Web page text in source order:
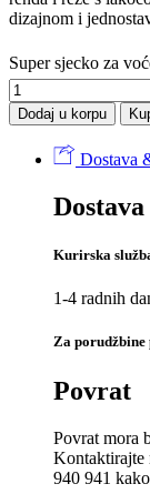
dizajnom i
Super sjecko za
Dodaj u korpu
Dostava
Dostava
Kurirska
1-4 radnih
Za
Povrat
Povrat mora
Kontaktirajte
940 941